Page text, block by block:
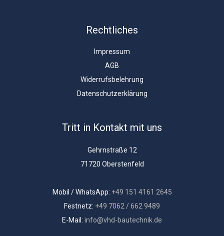
Rechtliches
Impressum
AGB
Widerrufsbelehrung
Datenschutzerklärung
Tritt in Kontakt mit uns
Gehrnstraße 12
71720 Oberstenfeld
Mobil / WhatsApp: +49 151 4161 2645
Festnetz: +49 7062 / 662 9489
E-Mail: info@vhd-bautechnik.de